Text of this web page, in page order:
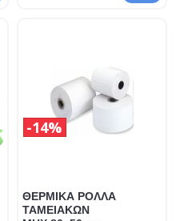
ΘΕΡΜΙΚΑ ΡΟΛΛΑ
ΤΑΜΕΙΑΚΩΝ
14%